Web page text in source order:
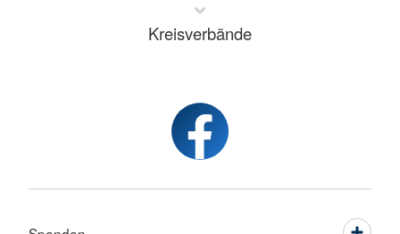
Kreisverbände